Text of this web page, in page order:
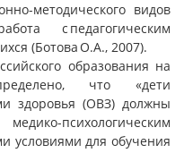
методического видов
с педагогическим
(Ботова О.А., 2007).
образования на
что «дети
здоровья (ОВЗ) должны
психологическим
условиями для обучения